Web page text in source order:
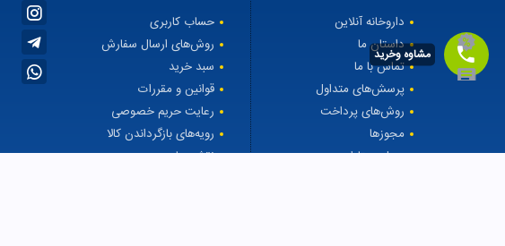
داروخانه آنلاین
داستان ما
تماس با ما
پرسش‌های متداول
روش‌های پرداخت
مجوزها
مجله مهتاطب
حساب کاربری
روش‌های ارسال سفارش
سبد خرید
قوانین و مقررات
رعایت حریم خصوصی
رویه‌های بازگرداندن کالا
نقشه سایت
مشاوه وخرید